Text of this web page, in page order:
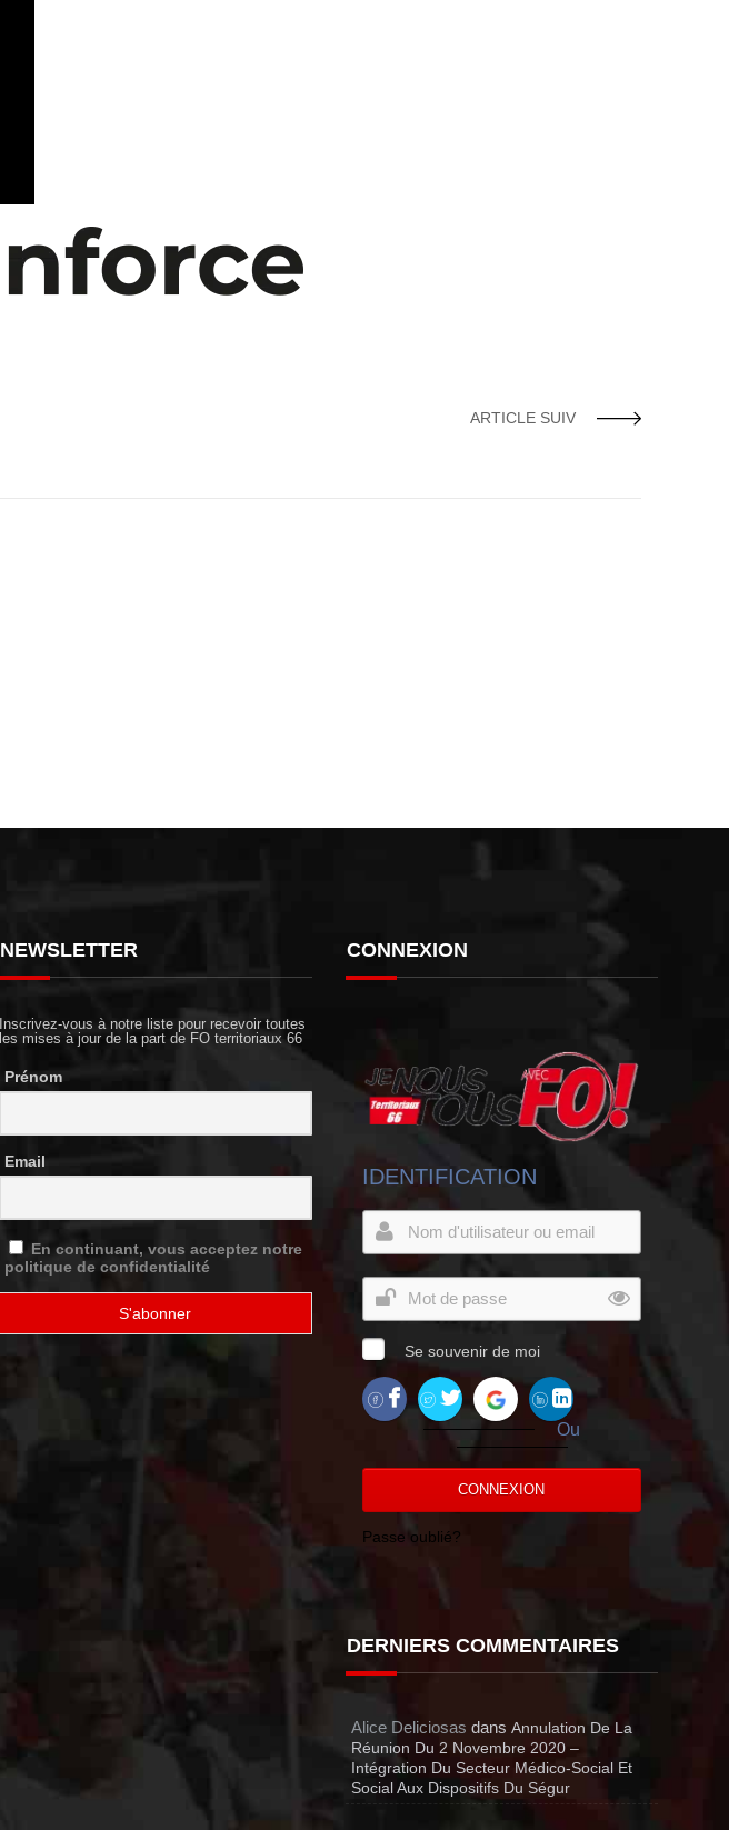
ARTICLE SUIV
NEWSLETTER
Inscrivez-vous à notre liste pour recevoir toutes
les mises à jour de la part de FO territoriaux 66
Prénom
Email
En continuant, vous acceptez notre
politique de confidentialité
CONNEXION
IDENTIFICATION
Se souvenir de moi
Ou
CONNEXION
Passe oublié?
DERNIERS COMMENTAIRES
Alice Deliciosas dans Annulation De La
Réunion Du 2 Novembre 2020 –
Intégration Du Secteur Médico-Social Et
Social Aux Dispositifs Du Ségur